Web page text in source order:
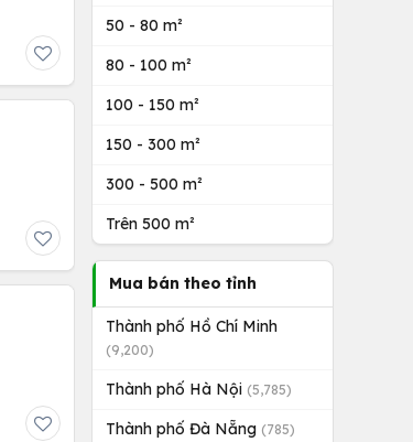
50 - 80 m²
80 - 100 m²
100 - 150 m²
150 - 300 m²
300 - 500 m²
Trên 500 m²
Mua bán theo tỉnh
Thành phố Hồ Chí Minh
(9,200)
Thành phố Hà Nội (5,785)
Thành phố Đà Nẵng (785)